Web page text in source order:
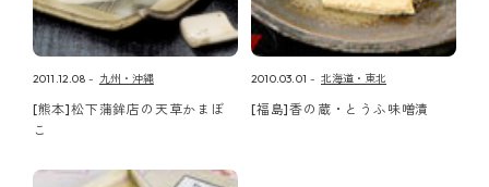
2011.12.08 九州・沖縄
[熊本]松下蒲鉾店の天草かまぼ
こ
2010.03.01 北海道・東北
[福島]香の蔵・とうふ味噌漬